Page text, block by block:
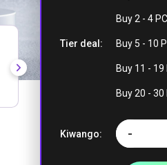
Pamba ya Candy
Tier deal:
Buy 2 - 4
Buy 5 - 10
Buy 11 - 19
Buy 20 - 30
Kiwango: -